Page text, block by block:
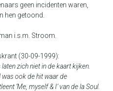
geen incidenten waren,
hen getoond.
i.s.m. Stroom.
(30-09-1999):
zich niet in de kaart kijken.
ook de hit waar de
‘Me, myself & I‘ van de la Soul.